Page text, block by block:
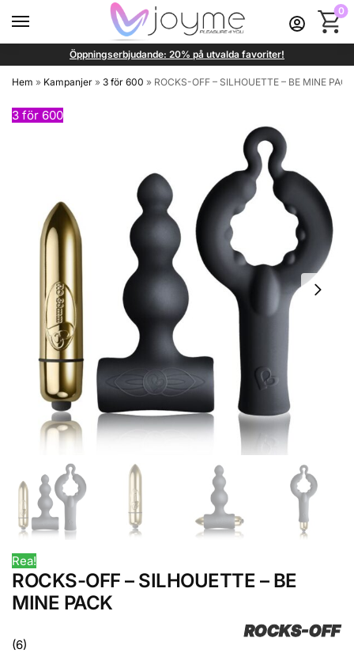
0
Öppningserbjudande: 20% på utvalda favoriter!
Hem » Kampanjer » 3 för 600 » ROCKS-OFF – SILHOUETTE – BE MINE PACK
3 för 600
Rea!
ROCKS-OFF – SILHOUETTE – BE
MINE PACK
ROCKS-OFF
(6)